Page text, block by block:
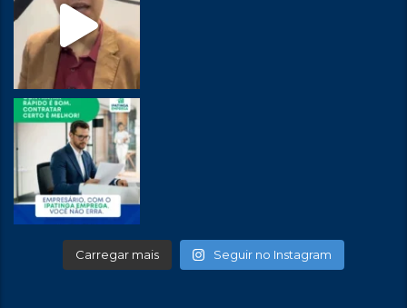
Carregar mais Seguir no Instagram